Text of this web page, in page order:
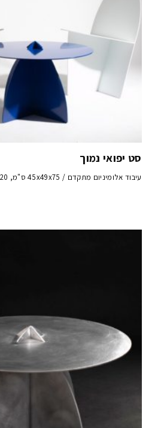
סט יפואי נמוך
עיבוד אלומיניום מתקדם / 45x49x75 ס"מ, 2020